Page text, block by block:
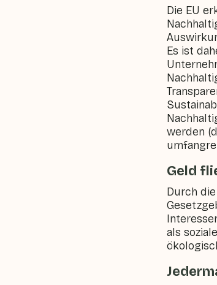
Die EU
Es ist
werden
Geld
Durch
als